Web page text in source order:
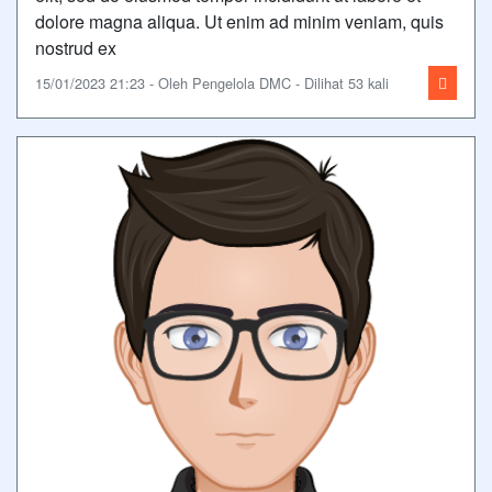
dolore magna aliqua. Ut enim ad minim veniam, quis
nostrud ex
15/01/2023 21:23 - Oleh Pengelola DMC - Dilihat 53 kali